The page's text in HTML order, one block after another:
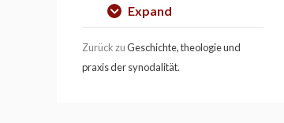
Expand
Zurück zuGeschichte, theologie und
praxis der synodalität.